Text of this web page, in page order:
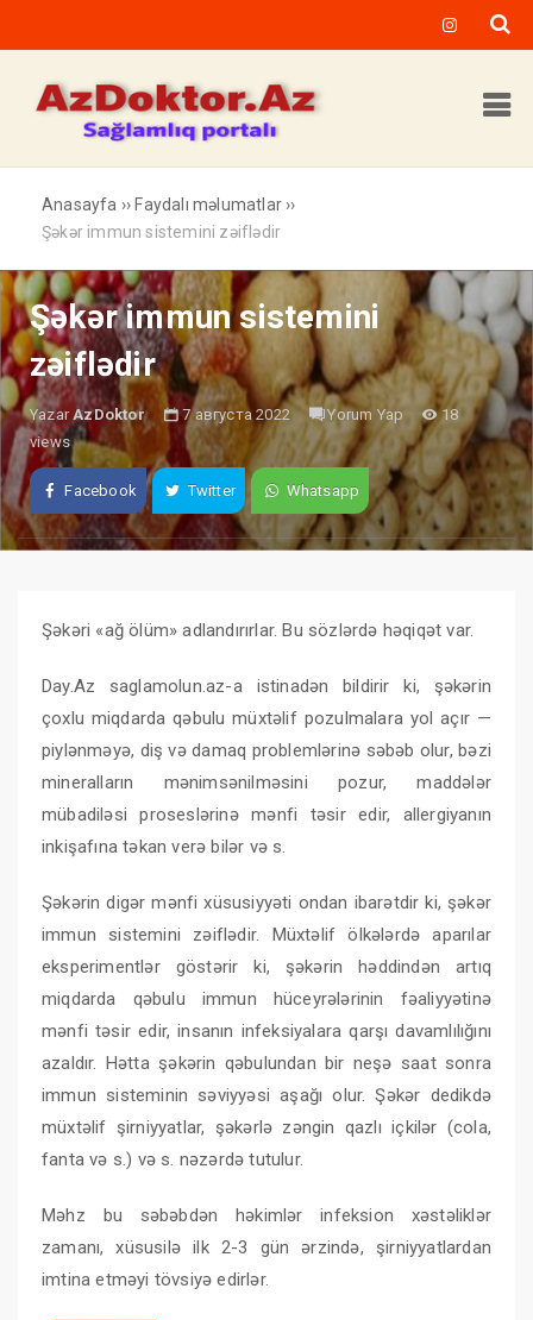
Anasayfa ›› Faydalı məlumatlar ››
Şəkər immun sistemini zəiflədir
Şəkər immun sistemini
zəiflədir
Yazar AzDoktor 7 августа 2022 Yorum Yap
18
views
Facebook Twitter Whatsapp
Şəkəri «ağ ölüm» adlandırırlar. Bu sözlərdə həqiqət var.
Day.Az saglamolun.az-a istinadən bildirir ki, şəkərin
çoxlu miqdarda qəbulu müxtəlif pozulmalara yol açır —
piylənməyə, diş və damaq problemlərinə səbəb olur, bəzi
mineralların mənimsənilməsini pozur, maddələr
mübadiləsi proseslərinə mənfi təsir edir, allergiyanın
inkişafına təkan verə bilər və s.
Şəkərin digər mənfi xüsusiyyəti ondan ibarətdir ki, şəkər
immun sistemini zəiflədir. Müxtəlif ölkələrdə aparılar
eksperimentlər göstərir ki, şəkərin həddindən artıq
miqdarda qəbulu immun hüceyrələrinin fəaliyyətinə
mənfi təsir edir, insanın infeksiyalara qarşı davamlılığını
azaldır. Hətta şəkərin qəbulundan bir neşə saat sonra
immun sisteminin səviyyəsi aşağı olur. Şəkər dedikdə
müxtəlif şirniyyatlar, şəkərlə zəngin qazlı içkilər (cola,
fanta və s.) və s. nəzərdə tutulur.
Məhz bu səbəbdən həkimlər infeksion xəstəliklər
zamanı, xüsusilə ilk 2-3 gün ərzində, şirniyyatlardan
imtina etməyi tövsiyə edirlər.